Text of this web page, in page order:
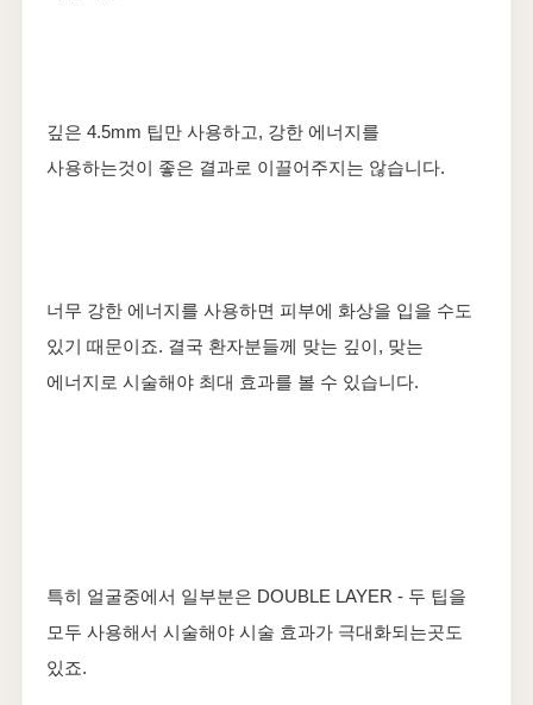
깊은 4.5mm 팁만 사용하고, 강한 에너지를
사용하는것이 좋은 결과로 이끌어주지는 않습니다.
너무 강한 에너지를 사용하면 피부에 화상을 입을 수도
있기 때문이죠. 결국 환자분들께 맞는 깊이, 맞는
에너지로 시술해야 최대 효과를 볼 수 있습니다.
특히 얼굴중에서 일부분은 DOUBLE LAYER - 두 팁을
모두 사용해서 시술해야 시술 효과가 극대화되는곳도
있죠.